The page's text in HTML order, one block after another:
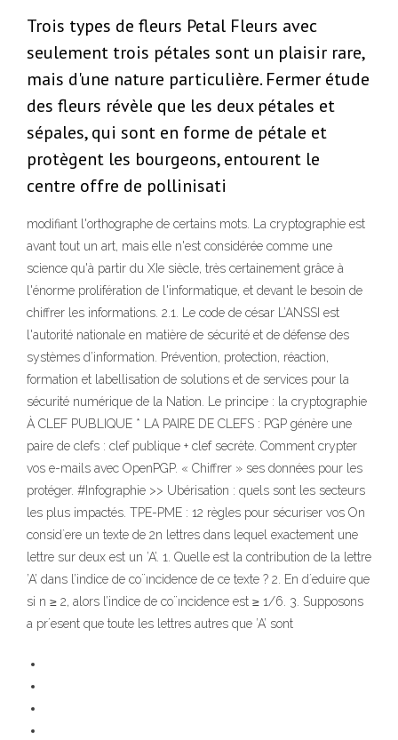
Trois types de fleurs Petal Fleurs avec
seulement trois pétales sont un plaisir rare,
mais d'une nature particulière. Fermer étude
des fleurs révèle que les deux pétales et
sépales, qui sont en forme de pétale et
protègent les bourgeons, entourent le
centre offre de pollinisati
modifiant l'orthographe de certains mots. La cryptographie est
avant tout un art, mais elle n'est considérée comme une
science qu'à partir du XIe siècle, très certainement grâce à
l'énorme prolifération de l'informatique, et devant le besoin de
chiffrer les informations. 2.1. Le code de césar L’ANSSI est
l'autorité nationale en matière de sécurité et de défense des
systèmes d’information. Prévention, protection, réaction,
formation et labellisation de solutions et de services pour la
sécurité numérique de la Nation. Le principe : la cryptographie
À CLEF PUBLIQUE * LA PAIRE DE CLEFS : PGP génère une
paire de clefs : clef publique + clef secrète. Comment crypter
vos e-mails avec OpenPGP. « Chiffrer » ses données pour les
protéger. #Infographie >> Ubérisation : quels sont les secteurs
les plus impactés. TPE-PME : 12 règles pour sécuriser vos On
consid`ere un texte de 2n lettres dans lequel exactement une
lettre sur deux est un ’A’. 1. Quelle est la contribution de la lettre
’A’ dans l’indice de co¨ıncidence de ce texte ? 2. En d´eduire que
si n ≥ 2, alors l’indice de co¨ıncidence est ≥ 1/6. 3. Supposons
a pr´esent que toute les lettres autres que ’A’ sont